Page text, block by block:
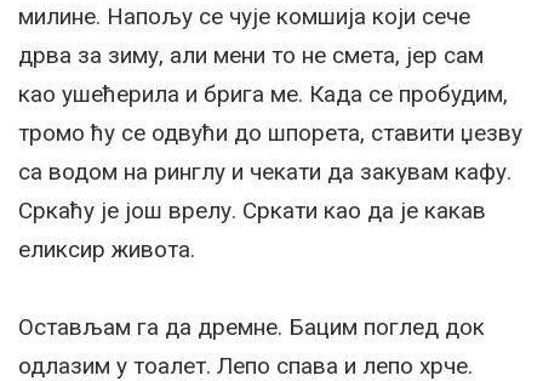
милине. Напољу се чује комшија који сече
дрва за зиму, али мени то не смета, јер сам
као ушећерила и брига ме. Када се пробудим,
тромо ћу се одвући до шпорета, ставити џезву
са водом на ринглу и чекати да закувам кафу.
Сркаћу је још врелу. Сркати као да је какав
еликсир живота.
Остављам га да дремне. Бацим поглед док
одлазим у тоалет. Лепо спава и лепо хрче.